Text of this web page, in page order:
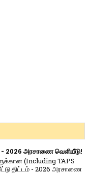
- 2026 அரசாணை வெளியீடு!
(Including TAPS
திட்டம் - 2026 அரசாணை